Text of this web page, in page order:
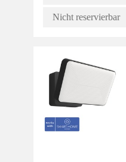
Nicht reservierbar